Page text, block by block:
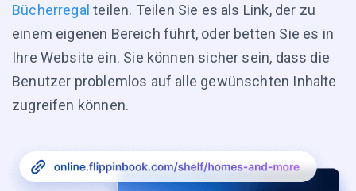
Bücherregal teilen. Teilen Sie es als Link, der zu
einem eigenen Bereich führt, oder betten Sie es in
Ihre Website ein. Sie können sicher sein, dass die
Benutzer problemlos auf alle gewünschten Inhalte
zugreifen können.